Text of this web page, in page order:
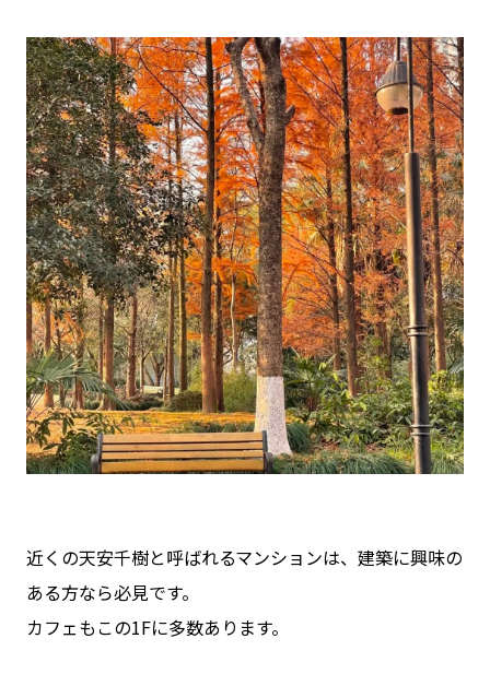
近くの天安千樹と呼ばれるマンションは、建築に興味の
ある方なら必見です。
カフェもこの1Fに多数あります。